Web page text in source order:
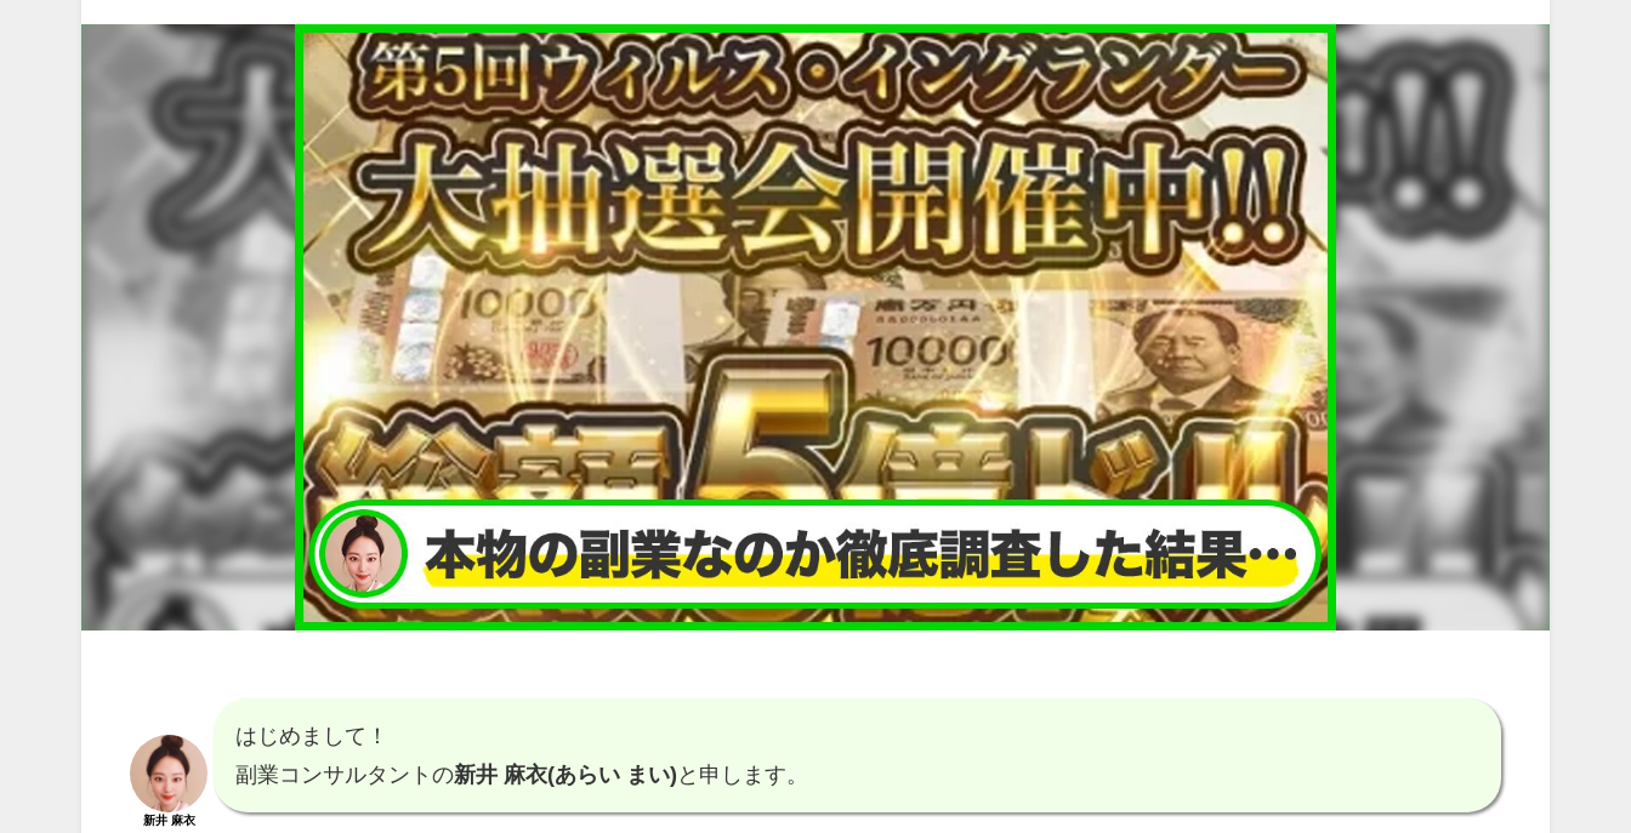
新井 麻衣
はじめまして！
副業コンサルタントの新井 麻衣(あらい まい) と申します。